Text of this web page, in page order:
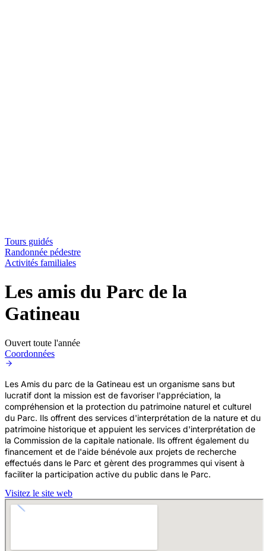
Tours guidés
Randonnée pédestre
Activités familiales
Les amis du Parc de la
Gatineau
Ouvert toute l'année
Coordonnées
Les Amis du parc de la Gatineau est un organisme sans but
lucratif dont la mission est de favoriser l'appréciation, la
compréhension et la protection du patrimoine naturel et culturel
du Parc. Ils offrent des services d'interprétation de la nature et du
patrimoine historique et appuient les services d'interprétation de
la Commission de la capitale nationale. Ils offrent également du
financement et de l'aide bénévole aux projets de recherche
effectués dans le Parc et gèrent des programmes qui visent à
faciliter la participation active du public dans le Parc.
Visitez le site web